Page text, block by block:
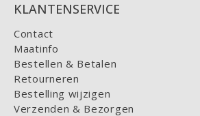
KLANTENSERVICE
Contact
Maatinfo
Bestellen & Betalen
Retourneren
Bestelling wijzigen
Verzenden & Bezorgen